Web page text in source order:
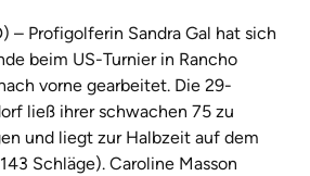
– Profigolferin Sandra Gal hat sich
beim US-Turnier in Rancho
vorne gearbeitet. Die 29-
ließ ihrer schwachen 75 zu
und liegt zur Halbzeit auf dem
Schläge). Caroline Masson